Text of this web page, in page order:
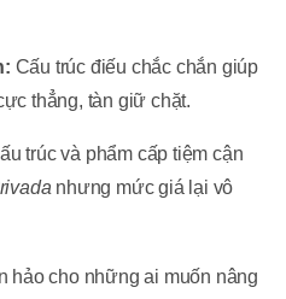
Cấu trúc điếu chắc chắn giúp
thẳng, tàn giữ chặt.
trúc và phẩm cấp tiệm cận
nhưng mức giá lại vô
hảo cho những ai muốn nâng